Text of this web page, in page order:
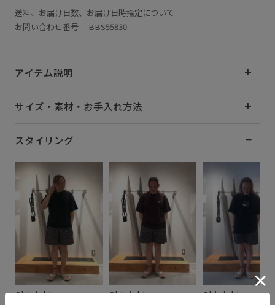
送料、お届け日数、お届け日時指定について
お問い合わせ番号 BBS55830
アイテム説明
サイズ・素材・お手入れ方法
スタイリング
Shinichiro Shinichiro Shinichiro